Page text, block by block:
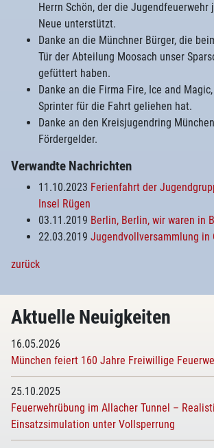
Herrn Schön, der die Jugendfeuerwehr
Neue unterstützt.
Danke an die Münchner Bürger, die
Tür der Abteilung Moosach unser
gefüttert haben.
Danke an die Firma Fire, Ice and
Sprinter für die Fahrt geliehen hat.
Danke an den Kreisjugendring
Fördergelder.
Verwandte Nachrichten
11.10.2023 Ferienfahrt der
Insel Rügen
03.11.2019 Berlin, Berlin, wir waren in
22.03.2019 Jugendvollversammlung in
zurück
Aktuelle Neuigkeiten
16.05.2026
München feiert 160 Jahre Freiwillige
25.10.2025
Feuerwehrübung im Allacher Tunnel –
Einsatzsimulation unter Vollsperrung